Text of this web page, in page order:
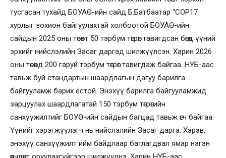
тусгасан тухайд БОУАӨ-ийн сайд Б.Батбаатар “COP17
хурлыг зохион байгуулахтай холбоотой БОУАӨ-ийн
сайдын 2025 оны төсөвт 50 тэрбум төгрөг тавигдсан бөгөөд үүний
эрхийг нийслэлийн Засаг даргад шилжүүлсэн. Харин 2026
оны төсөвд 200 гаруй тэрбум төгрөг тавигдаж байгаа. НҮБ-аас
тавьж буй стандартын шаардлагын дагуу барилга
байгууламж барих ёстой. Энэхүү барилга байгууламжид
зарцуулах шаардлагатай 150 тэрбум төгрөгийн
санхүүжилтийг БОУӨ-ийн сайдын багцад тавьж өгч байгаа.
Үүнийг хэрэгжүүлэгч нь нийслэлийн Засаг дарга. Хэрэв,
энэхүү санхүүжилт ийм байдлаар батлагдвал ямар нэгэн